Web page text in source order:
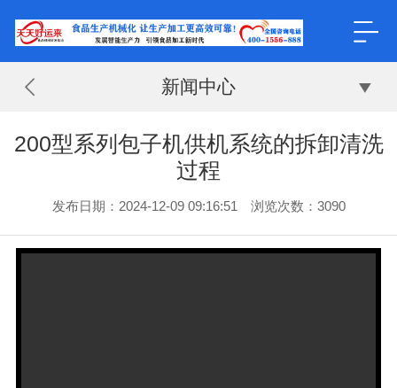
新闻中心
200型系列包子机供机系统的拆卸清洗
过程
发布日期：2024-12-09 09:16:51 浏览次数：3090